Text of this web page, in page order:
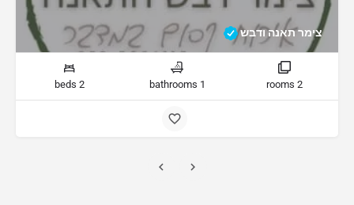
צימר תאנה ודבש
2 rooms
1 bathrooms
2 beds